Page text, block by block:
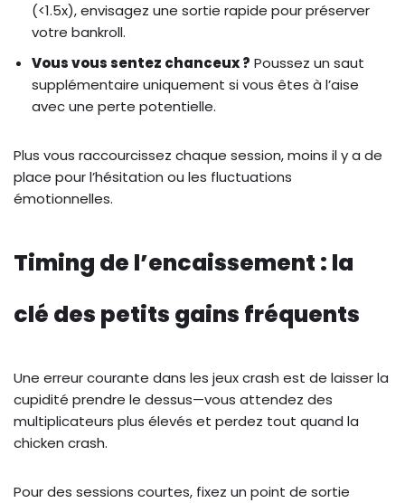
(<1.5x), envisagez une sortie rapide pour préserver
votre bankroll.
Vous vous sentez chanceux ? Poussez un saut
supplémentaire uniquement si vous êtes à l’aise
avec une perte potentielle.
Plus vous raccourcissez chaque session, moins il y a de
place pour l’hésitation ou les fluctuations
émotionnelles.
Timing de l’encaissement : la
clé des petits gains fréquents
Une erreur courante dans les jeux crash est de laisser la
cupidité prendre le dessus—vous attendez des
multiplicateurs plus élevés et perdez tout quand la
chicken crash.
Pour des sessions courtes, fixez un point de sortie